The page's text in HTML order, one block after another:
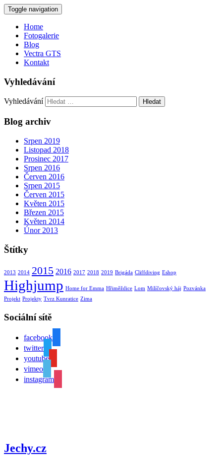
Toggle navigation
Home
Fotogalerie
Blog
Vectra GTS
Kontakt
Vyhledávání
Vyhledávání
Blog archiv
Srpen 2019
Listopad 2018
Prosinec 2017
Srpen 2016
Červen 2016
Srpen 2015
Červen 2015
Květen 2015
Březen 2015
Květen 2014
Únor 2013
Štítky
2013 2014 2015 2016 2017 2018 2019 Brigáda Cliffdiving Eshop
Highjump Home for Emma Hřiměždice Lom Milíčovský háj Pozvánka
Projekt Projekty Tvrz Kunratice Zima
Sociální sítě
facebook
twitter
youtube
vimeo
instagram
Jechy.cz